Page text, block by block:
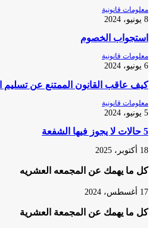
معلومات قانونية
8 يونيو، 2024
استجواب الخصوم
معلومات قانونية
6 يونيو، 2024
كيف عاقب القانون الممتنع عن تسليم
معلومات قانونية
5 يونيو، 2024
5 حالات لا يجوز فيها الشفعة
18 أكتوبر، 2025
كل ما يهمك عن المجمعه العشريه
17 أغسطس، 2024
كل ما يهمك عن المجمعة العشرية